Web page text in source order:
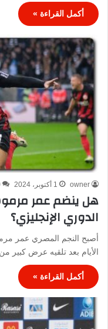
أكمل القراءة »
owner 1 أكتوبر، 2024
هل ينضم عمر
الدوري الإنجليزي؟
أصبح النجم المصري عمر
الأيام بعد تلقيه عرض كبير
أكمل القراءة »